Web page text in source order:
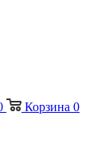
Корзина 0